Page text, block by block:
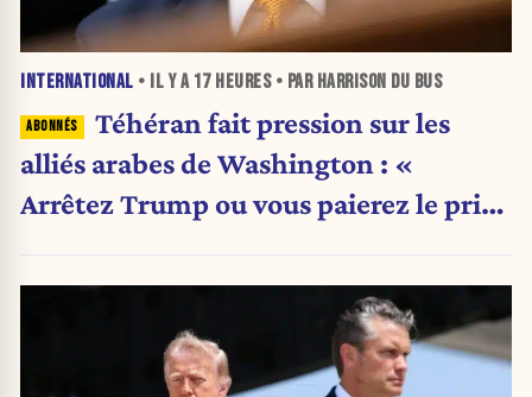
INTERNATIONAL • IL Y A 17 HEURES• PAR HARRISON DU BUS
Téhéran fait pression sur les
alliés arabes de Washington : «
Arrêtez Trump ou vous paierez le prix